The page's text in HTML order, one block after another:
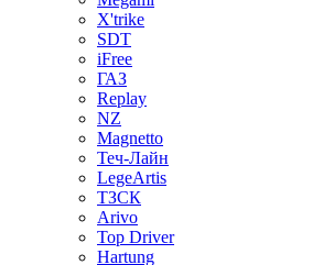
X'trike
SDT
iFree
ГАЗ
Replay
NZ
Magnetto
Теч-Лайн
LegeArtis
ТЗСК
Arivo
Top Driver
Hartung